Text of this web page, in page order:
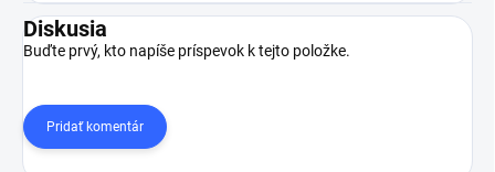
Diskusia
Buďte prvý, kto napíše príspevok k tejto položke.
Pridať komentár